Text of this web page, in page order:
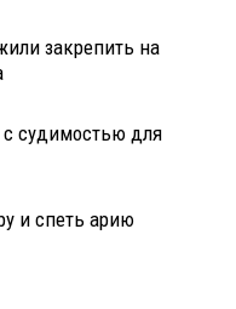
закрепить на
судимостью для
и спеть арию